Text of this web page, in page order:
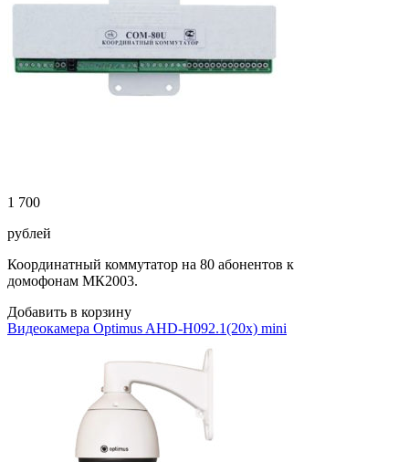
1 700
рублей
Координатный коммутатор на 80 абонентов к
домофонам МК2003.
Добавить в корзину
Видеокамера Optimus AHD-H092.1(20x) mini